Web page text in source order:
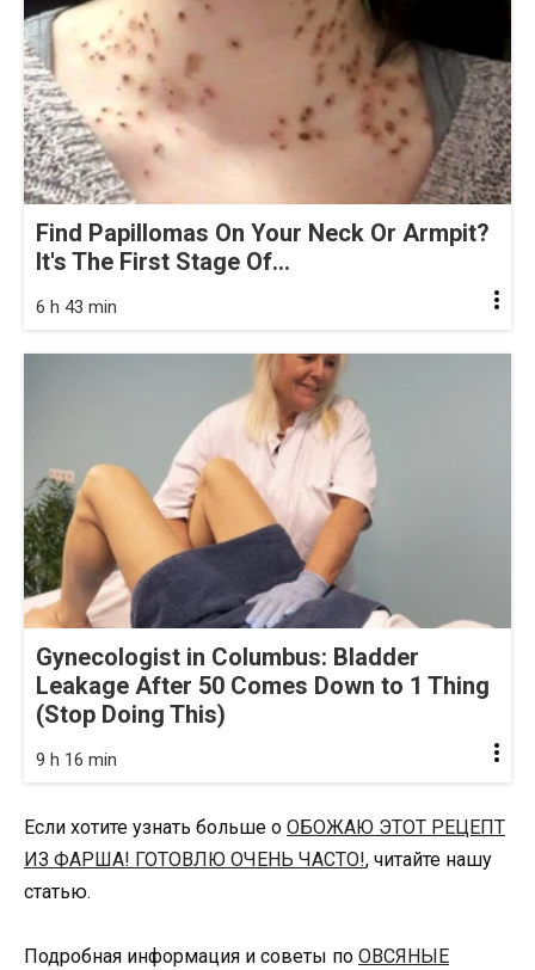
Find Papillomas On Your Neck Or Armpit?
It's The First Stage Of...
6 h 43 min
Gynecologist in Columbus: Bladder
Leakage After 50 Comes Down to 1 Thing
(Stop Doing This)
9 h 16 min
Если хотите узнать больше о ОБОЖАЮ ЭТОТ РЕЦЕПТ
ИЗ ФАРША! ГОТОВЛЮ ОЧЕНЬ ЧАСТО!, читайте нашу
статью.
Подробная информация и советы по ОВСЯНЫЕ